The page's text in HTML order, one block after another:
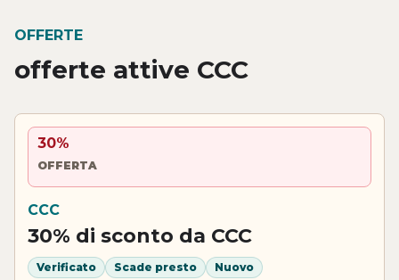
OFFERTE
offerte attive CCC
30%
OFFERTA
CCC
30% di sconto da CCC
Verificato Scade presto Nuovo